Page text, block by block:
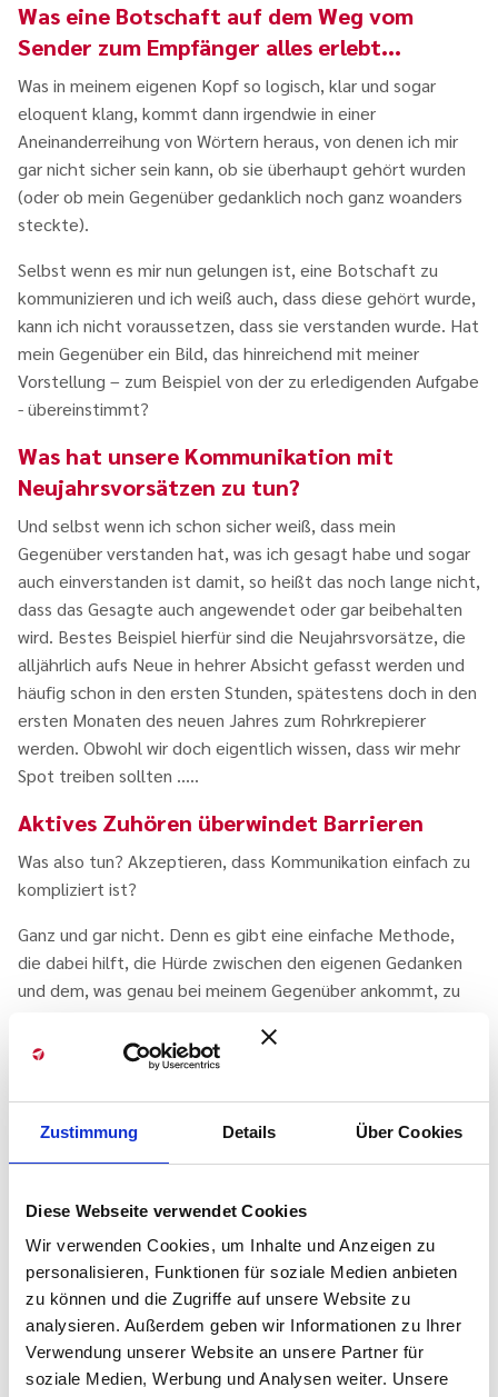
Zustimmung Details Über Cookies
Diese Webseite verwendet Cookies
Wir verwenden Cookies, um Inhalte und Anzeigen zu
personalisieren, Funktionen für soziale Medien anbieten
zu können und die Zugriffe auf unsere Website zu
analysieren. Außerdem geben wir Informationen zu Ihrer
Verwendung unserer Website an unsere Partner für
soziale Medien, Werbung und Analysen weiter. Unsere
Was eine Botschaft auf dem Weg vom
Sender zum Empfänger alles erlebt...
Was in meinem eigenen Kopf so logisch, klar und sogar
eloquent klang, kommt dann irgendwie in einer
Aneinanderreihung von Wörtern heraus, von denen ich mir
gar nicht sicher sein kann, ob sie überhaupt gehört wurden
(oder ob mein Gegenüber gedanklich noch ganz woanders
steckte).
Selbst wenn es mir nun gelungen ist, eine Botschaft zu
kommunizieren und ich weiß auch, dass diese gehört wurde,
kann ich nicht voraussetzen, dass sie verstanden wurde. Hat
mein Gegenüber ein Bild, das hinreichend mit meiner
Vorstellung – zum Beispiel von der zu erledigenden Aufgabe
- übereinstimmt?
Was hat unsere Kommunikation mit
Neujahrsvorsätzen zu tun?
Und selbst wenn ich schon sicher weiß, dass mein
Gegenüber verstanden hat, was ich gesagt habe und sogar
auch einverstanden ist damit, so heißt das noch lange nicht,
dass das Gesagte auch angewendet oder gar beibehalten
wird. Bestes Beispiel hierfür sind die Neujahrsvorsätze, die
alljährlich aufs Neue in hehrer Absicht gefasst werden und
häufig schon in den ersten Stunden, spätestens doch in den
ersten Monaten des neuen Jahres zum Rohrkrepierer
werden. Obwohl wir doch eigentlich wissen, dass wir mehr
Spot treiben sollten …..
Aktives Zuhören überwindet Barrieren
Was also tun? Akzeptieren, dass Kommunikation einfach zu
kompliziert ist?
Ganz und gar nicht. Denn es gibt eine einfache Methode,
die dabei hilft, die Hürde zwischen den eigenen Gedanken
und dem, was genau bei meinem Gegenüber ankommt, zu
Wie geht´s?
Zunächst braucht es hier die Bereitschaft, „hinzuhören“
und nicht nur „zu hören“. Also: volle wertschätzende
Aufmerksamkeit und Konzentration auf die Botschaften,
könnte ich hier alles kluges erwidern – einmal pausieren.
Eine zugewandte Körperhaltung des Zuhörers unterstützt
hier die eigene innere Haltung und suggeriert auch meinem
Gegenüber, dass er/sie nun offen sprechen kann.
Regelmäßig wertschätzend unterbrechen und das Gesagte
kurz zusammenfassen. Und zwar immer dann, wenn es